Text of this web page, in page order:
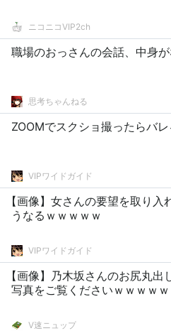
ニコニコVIP2ch
職場のおっさんの会話、中身
思考ちゃんねる
ZOOMでスクショ撮ったらバ
VIPワイドガイド
【画像】女さんの要望を取り入
うなるｗｗｗｗｗ
VIPワイドガイド
【画像】乃木坂さんのお尻丸出
写真をご覧くださいｗｗｗｗｗ
V速ニュップ